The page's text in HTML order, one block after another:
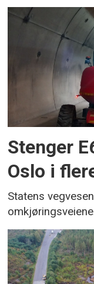
Stenger
Oslo i
Statens